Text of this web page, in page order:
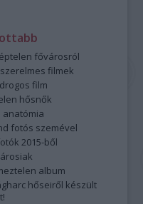
fővárosról
filmek
film
hősnők
anatómia
fotós szemével
2015-ből
album
hőseiről készült